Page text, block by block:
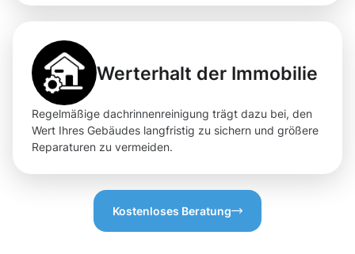
Werterhalt der Immobilie
Regelmäßige dachrinnenreinigung trägt dazu bei, den
Wert Ihres Gebäudes langfristig zu sichern und größere
Reparaturen zu vermeiden.
Kostenloses Beratung